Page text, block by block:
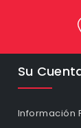
Su
Información